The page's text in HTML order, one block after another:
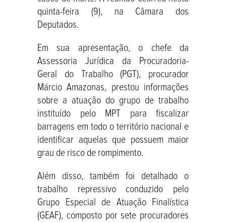
quinta-feira (9), na Câmara dos
Deputados.
Em sua apresentação, o chefe da
Assessoria Jurídica da Procuradoria-
Geral do Trabalho (PGT), procurador
Márcio Amazonas, prestou informações
sobre a atuação do grupo de trabalho
instituído pelo MPT para fiscalizar
barragens em todo o território nacional e
identificar aquelas que possuem maior
grau de risco de rompimento.
Além disso, também foi detalhado o
trabalho repressivo conduzido pelo
Grupo Especial de Atuação Finalística
(GEAF), composto por sete procuradores